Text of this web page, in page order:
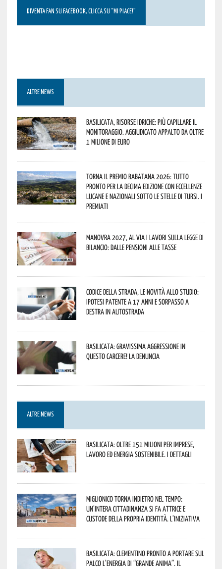
DIVENTA FAN SU FACEBOOK, CLICCA SU “MI PIACE!”
ALTRE NEWS
Basilicata, Risorse idriche: più capillare il
monitoraggio. Aggiudicato appalto da oltre
1 milione di euro
Torna il Premio Rabatana 2026: tutto
pronto per la decima edizione con eccellenze
lucane e nazionali sotto le stelle di Tursi. I
premiati
Manovra 2027, al via i lavori sulla Legge di
Bilancio: dalle pensioni alle tasse
Codice della strada, le novità allo studio:
ipotesi patente a 17 anni e sorpasso a
destra in autostrada
Basilicata: gravissima aggressione in
questo Carcere! La denuncia
ALTRE NEWS
Basilicata: oltre 151 milioni per imprese,
lavoro ed energia sostenibile. I dettagli
Miglionico torna indietro nel tempo:
un’intera cittadinanza si fa attrice e
custode della propria identità. L’iniziativa
Basilicata: Clementino pronto a portare sul
palco l’energia di “Grande Anima”. Il